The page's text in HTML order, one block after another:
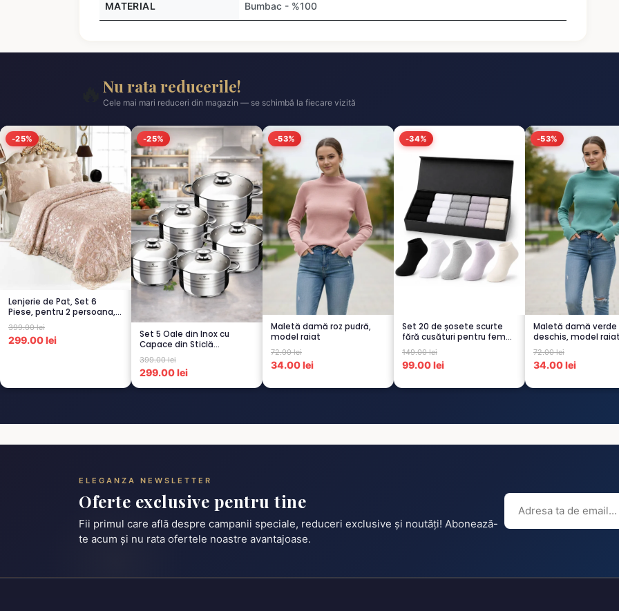
MATERIAL Bumbac - %100
Nu rata reducerile!
Cele mai mari reduceri din magazin — se schimbă la fiecare vizită
-25%
Lenjerie de Pat, Set 6
Piese, pentru 2 persoana,
CAPUCI...
399.00 lei
299.00 lei
-25%
Set 5 Oale din Inox cu
Capace din Sticlă
Termorezistent...
399.00 lei
299.00 lei
-53%
Maletă damă roz pudră,
model raiat
72.00 lei
34.00 lei
-34%
Set 20 de șosete scurte
fără cusături pentru femei
– 5...
149.00 lei
99.00 lei
-53%
Maletă damă verde
deschis, model raiat
72.00 lei
34.00 lei
ELEGANZA NEWSLETTER
Oferte exclusive pentru tine
Fii primul care află despre campanii speciale, reduceri exclusive și noutăți! Abonează-
te acum și nu rata ofertele noastre avantajoase.